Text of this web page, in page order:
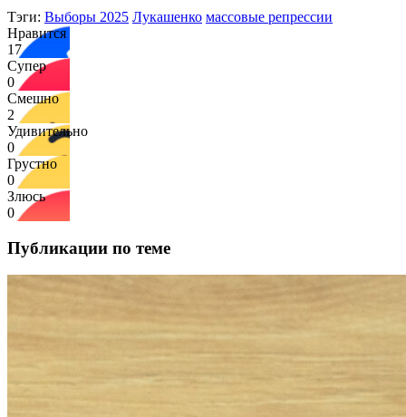
Тэги: Выборы 2025 Лукашенко массовые репрессии
Нравится
17
Супер
0
Смешно
2
Удивительно
0
Грустно
0
Злюсь
0
Публикации по теме